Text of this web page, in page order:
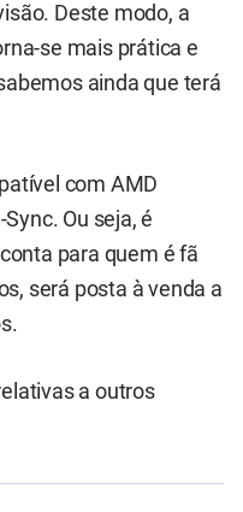
Deste modo, a
se mais prática e
ainda que terá
com AMD
Ou seja, é
para quem é fã
será posta à venda a
a outros